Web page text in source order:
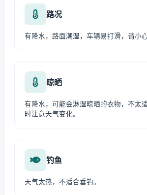
路况
有降水，路面潮湿，车辆易打滑，请小心
晾晒
有降水，可能会淋湿晾晒的衣物，不太
时注意天气变化。
钓鱼
天气太热，不适合垂钓。